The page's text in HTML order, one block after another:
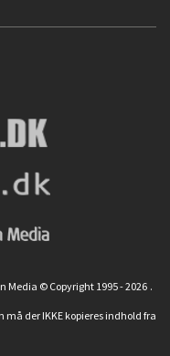
Media © Copyright 1995 - 2026 .
der IKKE kopieres indhold fra